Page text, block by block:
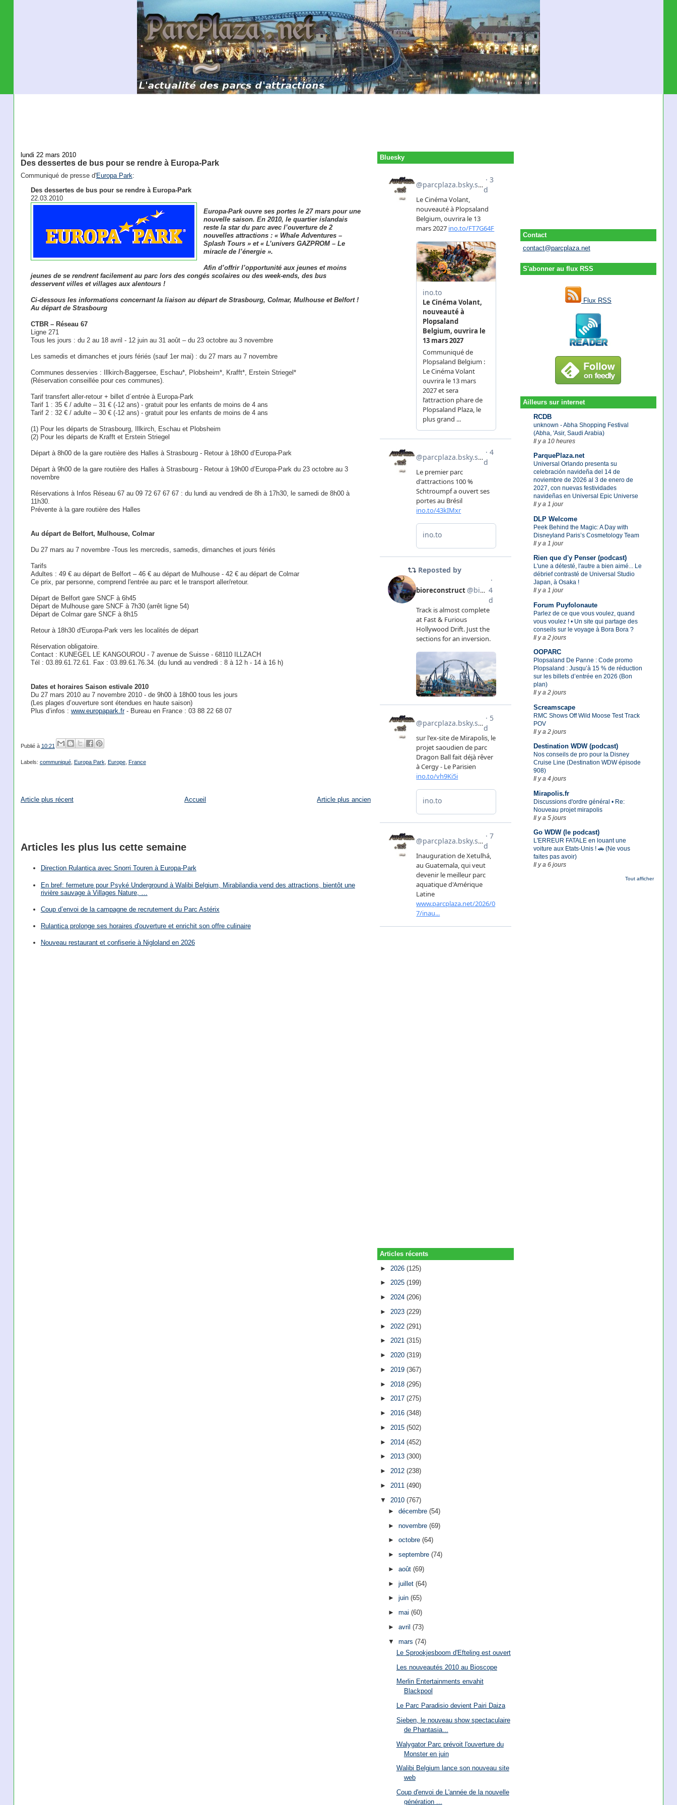
Contact
contact@parcplaza.net
S'abonner au flux RSS
Flux RSS
Ailleurs sur internet
RCDB
unknown - Abha Shopping Festival
(Abha, 'Asir, Saudi Arabia)
Il y a 10 heures
ParquePlaza.net
Universal Orlando presenta su
celebración navideña del 14 de
noviembre de 2026 al 3 de enero de
2027, con nuevas festividades
navideñas en Universal Epic Universe
Il y a 1 jour
DLP Welcome
Peek Behind the Magic: A Day with
Disneyland Paris’s Cosmetology Team
Il y a 1 jour
Rien que d'y Penser (podcast)
L'une a détesté, l'autre a bien aimé... Le
débrief contrasté de Universal Studio
Japan, à Osaka !
Il y a 1 jour
Forum Puyfolonaute
Parlez de ce que vous voulez, quand
vous voulez ! • Un site qui partage des
conseils sur le voyage à Bora Bora ?
Il y a 2 jours
OOPARC
Plopsaland De Panne : Code promo
Plopsaland : Jusqu’à 15 % de réduction
sur les billets d’entrée en 2026 (Bon
plan)
Il y a 2 jours
Screamscape
RMC Shows Off Wild Moose Test Track
POV
Il y a 2 jours
Destination WDW (podcast)
Nos conseils de pro pour la Disney
Cruise Line (Destination WDW épisode
908)
Il y a 4 jours
Mirapolis.fr
Discussions d'ordre général • Re:
Nouveau projet mirapolis
Il y a 5 jours
Go WDW (le podcast)
L'ERREUR FATALE en louant une
voiture aux Etats-Unis ! 🚗 (Ne vous
faites pas avoir)
Il y a 6 jours
Tout afficher
lundi 22 mars 2010
Des dessertes de bus pour se rendre à Europa-Park
Communiqué de presse d'Europa Park:
Des dessertes de bus pour se rendre à Europa-Park
22.03.2010
Europa-Park ouvre ses portes le 27 mars pour une
nouvelle saison. En 2010, le quartier islandais
reste la star du parc avec l’ouverture de 2
nouvelles attractions : « Whale Adventures –
Splash Tours » et « L’univers GAZPROM – Le
miracle de l’énergie ».
Afin d’offrir l’opportunité aux jeunes et moins
jeunes de se rendrent facilement au parc lors des congés scolaires ou des week-ends, des bus
desservent villes et villages aux alentours !
Ci-dessous les informations concernant la liaison au départ de Strasbourg, Colmar, Mulhouse et Belfort !
Au départ de Strasbourg
CTBR – Réseau 67
Ligne 271
Tous les jours : du 2 au 18 avril - 12 juin au 31 août – du 23 octobre au 3 novembre
Les samedis et dimanches et jours fériés (sauf 1er mai) : du 27 mars au 7 novembre
Communes desservies : Illkirch-Baggersee, Eschau*, Plobsheim*, Krafft*, Erstein Striegel*
(Réservation conseillée pour ces communes).
Tarif transfert aller-retour + billet d´entrée à Europa-Park
Tarif 1 : 35 € / adulte – 31 € (-12 ans) - gratuit pour les enfants de moins de 4 ans
Tarif 2 : 32 € / adulte – 30 € (-12 ans) - gratuit pour les enfants de moins de 4 ans
(1) Pour les départs de Strasbourg, Illkirch, Eschau et Plobsheim
(2) Pour les départs de Krafft et Erstein Striegel
Départ à 8h00 de la gare routière des Halles à Strasbourg - Retour à 18h00 d’Europa-Park
Départ à 9h00 de la gare routière des Halles à Strasbourg - Retour à 19h00 d’Europa-Park du 23 octobre au 3
novembre
Réservations à Infos Réseau 67 au 09 72 67 67 67 : du lundi au vendredi de 8h à 17h30, le samedi de 8h00 à
11h30.
Prévente à la gare routière des Halles
Au départ de Belfort, Mulhouse, Colmar
Du 27 mars au 7 novembre -Tous les mercredis, samedis, dimanches et jours fériés
Tarifs
Adultes : 49 € au départ de Belfort – 46 € au départ de Mulhouse - 42 € au départ de Colmar
Ce prix, par personne, comprend l'entrée au parc et le transport aller/retour.
Départ de Belfort gare SNCF à 6h45
Départ de Mulhouse gare SNCF à 7h30 (arrêt ligne 54)
Départ de Colmar gare SNCF à 8h15
Retour à 18h30 d'Europa-Park vers les localités de départ
Réservation obligatoire.
Contact : KUNEGEL LE KANGOUROU - 7 avenue de Suisse - 68110 ILLZACH
Tél : 03.89.61.72.61. Fax : 03.89.61.76.34. (du lundi au vendredi : 8 à 12 h - 14 à 16 h)
Dates et horaires Saison estivale 2010
Du 27 mars 2010 au 7 novembre 2010 - de 9h00 à 18h00 tous les jours
(Les plages d’ouverture sont étendues en haute saison)
Plus d’infos : www.europapark.fr- Bureau en France : 03 88 22 68 07
Publié à 10:21
Labels: communiqué, Europa Park Europe, France
Article plus récent Article plus ancien
Accueil
Articles les plus lus cette semaine
Direction Rulantica avec Snorri Touren à Europa-Park
En bref: fermeture pour Psyké Underground à Walibi Belgium, Mirabilandia vend des attractions, bientôt une
rivière sauvage à Villages Nature, …
Coup d’envoi de la campagne de recrutement du Parc Astérix
Rulantica prolonge ses horaires d'ouverture et enrichit son offre culinaire
Nouveau restaurant et confiserie à Nigloland en 2026
Bluesky
Articles récents
► 2026(125)
►2025(199)
►2024(206)
► 2023(229)
► 2022(291)
►2021(315)
►2020(319)
► 2019(367)
► 2018(295)
►2017(275)
►2016(348)
► 2015(502)
► 2014(452)
►2013(300)
►2012(238)
► 2011(490)
▼ 2010(767)
► décembre (54)
► novembre (69)
► octobre (64)
► septembre (74)
► août (69)
► juillet (64)
► juin (65)
► mai (60)
► avril (73)
▼ mars (74)
Le Sprookjesboom d'Efteling est ouvert
Les nouveautés 2010 au Bioscope
Merlin Entertainments envahit
Blackpool
Le Parc Paradisio devient Pairi Daiza
Sieben, le nouveau show spectaculaire
de Phantasia...
Walygator Parc prévoit l'ouverture du
Monster en juin
Walibi Belgium lance son nouveau site
web
Coup d'envoi de L'année de la nouvelle
génération ...